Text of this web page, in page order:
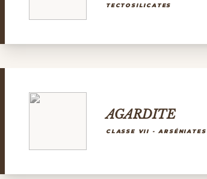
TECTOSILICATES
AGARDITE
CLASSE VII - ARSÉNIATES